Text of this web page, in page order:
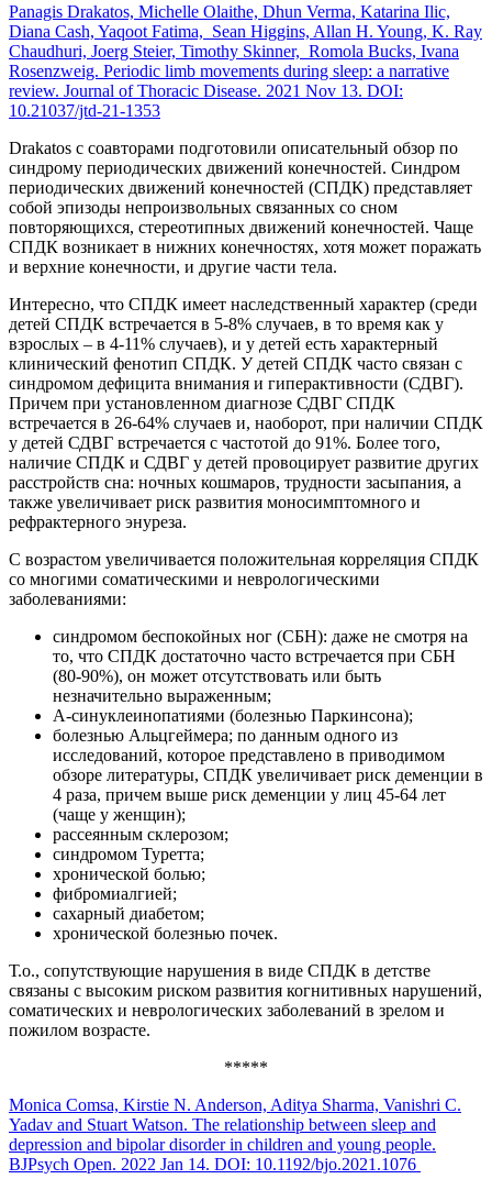
Panagis Drakatos, Michelle Olaithe, Dhun Verma, Katarina Ilic,
Diana Cash, Yaqoot Fatima, Sean Higgins, Allan H. Young, K. Ray
Chaudhuri, Joerg Steier, Timothy Skinner, Romola Bucks, Ivana
Rosenzweig. Periodic limb movements during sleep: a narrative
review. Journal of Thoracic Disease. 2021 Nov 13. DOI:
10.21037/jtd-21-1353
Drakatos с соавторами подготовили описательный обзор по
синдрому периодических движений конечностей. Синдром
периодических движений конечностей (СПДК) представляет
собой эпизоды непроизвольных связанных со сном
повторяющихся, стереотипных движений конечностей. Чаще
СПДК возникает в нижних конечностях, хотя может поражать
и верхние конечности, и другие части тела.
Интересно, что СПДК имеет наследственный характер (среди
детей СПДК встречается в 5-8% случаев, в то время как у
взрослых – в 4-11% случаев), и у детей есть характерный
клинический фенотип СПДК. У детей СПДК часто связан с
синдромом дефицита внимания и гиперактивности (СДВГ).
Причем при установленном диагнозе СДВГ СПДК
встречается в 26-64% случаев и, наоборот, при наличии СПДК
у детей СДВГ встречается с частотой до 91%. Более того,
наличие СПДК и СДВГ у детей провоцирует развитие других
расстройств сна: ночных кошмаров, трудности засыпания, а
также увеличивает риск развития моносимптомного и
рефрактерного энуреза.
С возрастом увеличивается положительная корреляция СПДК
со многими соматическими и неврологическими
заболеваниями:
синдромом беспокойных ног (СБН): даже не смотря на
то, что СПДК достаточно часто встречается при СБН
(80-90%), он может отсутствовать или быть
незначительно выраженным;
Α-синуклеинопатиями (болезнью Паркинсона);
болезнью Альцгеймера; по данным одного из
исследований, которое представлено в приводимом
обзоре литературы, СПДК увеличивает риск деменции в
4 раза, причем выше риск деменции у лиц 45-64 лет
(чаще у женщин);
рассеянным склерозом;
синдромом Туретта;
хронической болью;
фибромиалгией;
сахарный диабетом;
хронической болезнью почек.
Т.о., сопутствующие нарушения в виде СПДК в детстве
связаны с высоким риском развития когнитивных нарушений,
соматических и неврологических заболеваний в зрелом и
пожилом возрасте.
*****
Monica Comsa, Kirstie N. Anderson, Aditya Sharma, Vanishri C.
Yadav and Stuart Watson. The relationship between sleep and
depression and bipolar disorder in children and young people.
BJPsych Open. 2022 Jan 14. DOI: 10.1192/bjo.2021.1076